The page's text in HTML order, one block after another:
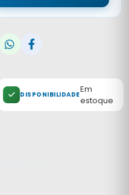
DISPONIBILIDADEEm
estoque